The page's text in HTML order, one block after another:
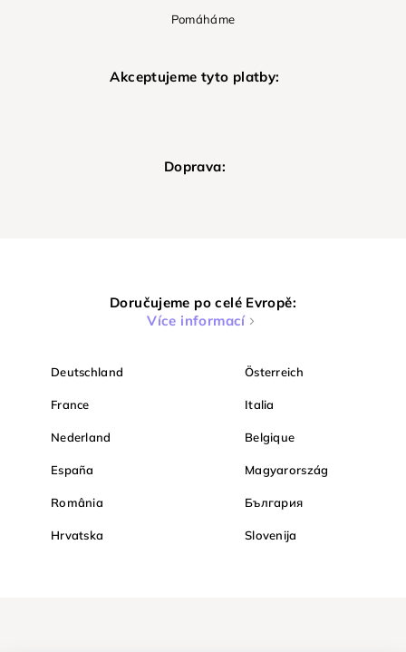
Pomáháme
Akceptujeme tyto platby:
Doprava:
Doručujeme po celé Evropě:
Více informací
Deutschland Österreich
France Italia
Nederland Belgique
España Magyarország
România България
Hrvatska Slovenija